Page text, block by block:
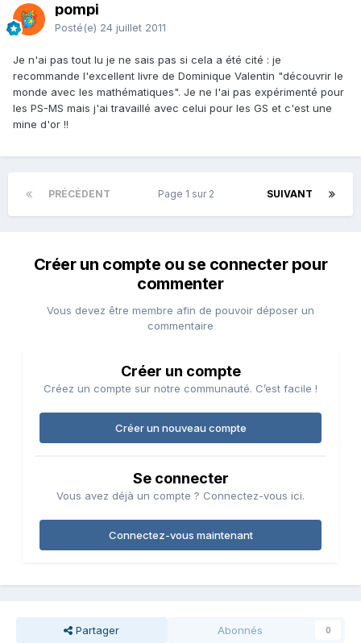
pompi
Posté(e) 24 juillet 2011
Je n'ai pas tout lu je ne sais pas si cela a été cité : je
recommande l'excellent livre de Dominique Valentin "découvrir le
monde avec les mathématiques". Je ne l'ai pas expérimenté pour
les PS-MS mais j'ai travaillé avec celui pour les GS et c'est une
mine d'or !!
PRÉCÉDENT SUIVANT
Page 1 sur 2
Créer un compte ou se connecter pour
commenter
Vous devez être membre afin de pouvoir déposer un
commentaire
Créer un compte
Créez un compte sur notre communauté. C’est facile !
Créer un nouveau compte
Se connecter
Vous avez déjà un compte ? Connectez-vous ici.
Connectez-vous maintenant
Partager Abonnés 0